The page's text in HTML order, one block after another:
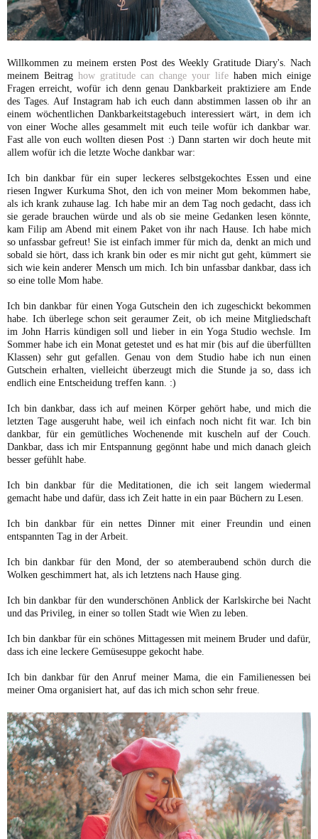
Willkommen zu meinem ersten Post des Weekly Gratitude Diary's. Nach
meinem Beitrag how gratitude can change your life haben mich einige
Fragen erreicht, wofür ich denn genau Dankbarkeit praktiziere am Ende
des Tages. Auf Instagram hab ich euch dann abstimmen lassen ob ihr an
einem wöchentlichen Dankbarkeitstagebuch interessiert wärt, in dem ich
von einer Woche alles gesammelt mit euch teile wofür ich dankbar war.
Fast alle von euch wollten diesen Post :) Dann starten wir doch heute mit
allem wofür ich die letzte Woche dankbar war:
Ich bin dankbar für ein super leckeres selbstgekochtes Essen und eine
riesen Ingwer Kurkuma Shot, den ich von meiner Mom bekommen habe,
als ich krank zuhause lag. Ich habe mir an dem Tag noch gedacht, dass ich
sie gerade brauchen würde und als ob sie meine Gedanken lesen könnte,
kam Filip am Abend mit einem Paket von ihr nach Hause. Ich habe mich
so unfassbar gefreut! Sie ist einfach immer für mich da, denkt an mich und
sobald sie hört, dass ich krank bin oder es mir nicht gut geht, kümmert sie
sich wie kein anderer Mensch um mich. Ich bin unfassbar dankbar, dass ich
so eine tolle Mom habe.
Ich bin dankbar für einen Yoga Gutschein den ich zugeschickt bekommen
habe. Ich überlege schon seit geraumer Zeit, ob ich meine Mitgliedschaft
im John Harris kündigen soll und lieber in ein Yoga Studio wechsle. Im
Sommer habe ich ein Monat getestet und es hat mir (bis auf die überfüllten
Klassen) sehr gut gefallen. Genau von dem Studio habe ich nun einen
Gutschein erhalten, vielleicht überzeugt mich die Stunde ja so, dass ich
endlich eine Entscheidung treffen kann. :)
Ich bin dankbar, dass ich auf meinen Körper gehört habe, und mich die
letzten Tage ausgeruht habe, weil ich einfach noch nicht fit war. Ich bin
dankbar, für ein gemütliches Wochenende mit kuscheln auf der Couch.
Dankbar, dass ich mir Entspannung gegönnt habe und mich danach gleich
besser gefühlt habe.
Ich bin dankbar für die Meditationen, die ich seit langem wiedermal
gemacht habe und dafür, dass ich Zeit hatte in ein paar Büchern zu Lesen.
Ich bin dankbar für ein nettes Dinner mit einer Freundin und einen
entspannten Tag in der Arbeit.
Ich bin dankbar für den Mond, der so atemberaubend schön durch die
Wolken geschimmert hat, als ich letztens nach Hause ging.
Ich bin dankbar für den wunderschönen Anblick der Karlskirche bei Nacht
und das Privileg, in einer so tollen Stadt wie Wien zu leben.
Ich bin dankbar für ein schönes Mittagessen mit meinem Bruder und dafür,
dass ich eine leckere Gemüsesuppe gekocht habe.
Ich bin dankbar für den Anruf meiner Mama, die ein Familienessen bei
meiner Oma organisiert hat, auf das ich mich schon sehr freue.